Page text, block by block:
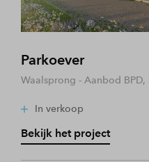
Parkoever
Waalsprong - Aanbod BPD,
In verkoop
Bekijk het project